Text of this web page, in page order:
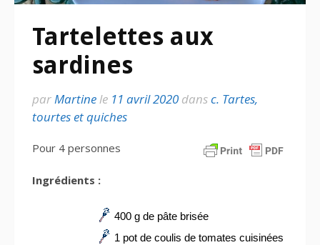
Tartelettes aux
sardines
parMartinele 11 avril 2020 dansc. Tartes,
tourtes et quiches
Pour 4 personnes
Ingrédients :
400 g de pâte brisée
1 pot de coulis de tomates cuisinées